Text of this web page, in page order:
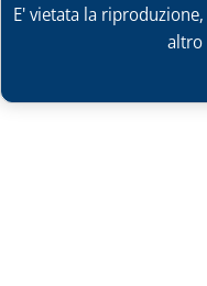
E' vietata la
altro